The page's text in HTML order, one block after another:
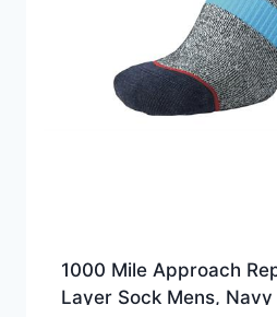
1000 Mile Approach
Layer Sock Mens, Navy